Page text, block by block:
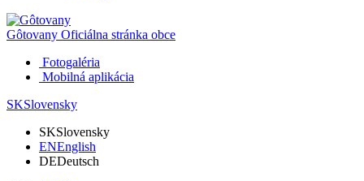
Gôtovany Oficiálna stránka obce
Fotogaléria
Mobilná aplikácia
SKSlovensky
SKSlovensky
ENEnglish
DEDeutsch